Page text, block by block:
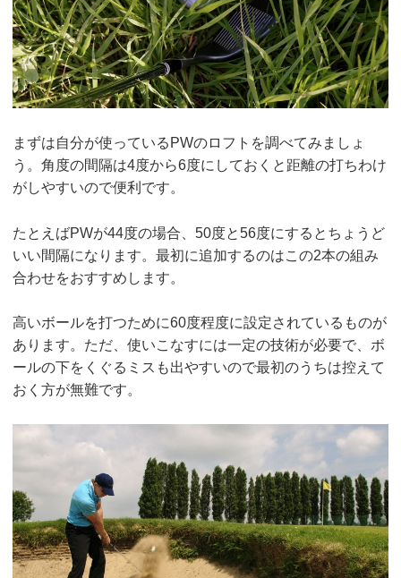
まずは自分が使っているPWのロフトを調べてみましょ
う。角度の間隔は4度から6度にしておくと距離の打ちわけ
がしやすいので便利です。
たとえばPWが44度の場合、50度と56度にするとちょうど
いい間隔になります。最初に追加するのはこの2本の組み
合わせをおすすめします。
高いボールを打つために60度程度に設定されているものが
あります。ただ、使いこなすには一定の技術が必要で、ボ
ールの下をくぐるミスも出やすいので最初のうちは控えて
おく方が無難です。